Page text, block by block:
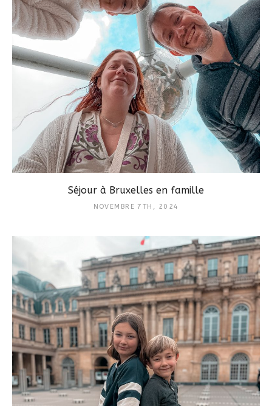
Séjour à Bruxelles en famille
NOVEMBRE 7TH, 2024